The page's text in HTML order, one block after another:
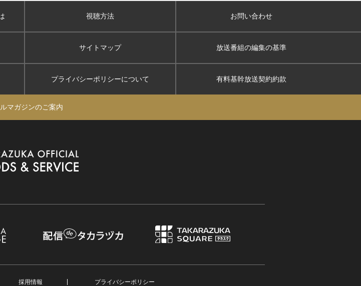
視聴方法 お問い合わせ
サイトマップ 放送番組の編集の基準
プライバシーポリシーについて 有料基幹放送契約約款
ルマガジンのご案内
採用情報 プライバシーポリシー